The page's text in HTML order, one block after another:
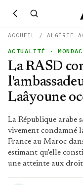
ACCUEIL / ALGÉRIE
ACTUALITÉ ·
La RASD
Laâyoune
La République arabe
vivement condamné
France au Maroc
estimant qu'elle
une atteinte aux